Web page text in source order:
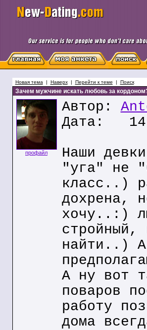
Новая тема | Наверх| Перейти к теме | Поиск
Зачем мужчине искать любовь за
профайл
Автор:
Дата:
Наши
"уга" не
класс..)
дохрена,
хочу..:)
найти..) А
А ну вот
поваров
работу
дома